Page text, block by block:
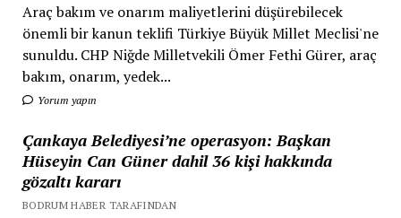
Araç bakım ve onarım maliyetlerini düşürebilecek
önemli bir kanun teklifi Türkiye Büyük Millet Meclisi'ne
sunuldu. CHP Niğde Milletvekili Ömer Fethi Gürer, araç
bakım, onarım, yedek...
Yorum yapın
Çankaya Belediyesi’ne operasyon: Başkan
Hüseyin Can Güner dahil 36 kişi hakkında
gözaltı kararı
BODRUM HABER TARAFINDAN